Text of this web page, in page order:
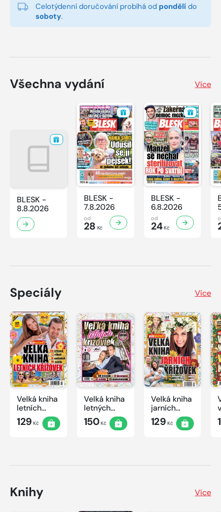
Celotýdenní doručování probíhá od pondělí do
soboty.
Všechna vydání Více
BLESK -
8.8.2026
BLESK -
7.8.2026
od
28 Kč
BLESK -
6.8.2026
od
24Kč
Speciály Více
Velká kniha
letních
křížovek
2026
129 Kč
Velká kniha
letných
krížoviek s
TV JOJ
150Kč
Velká kniha
jarních
křížovek
2026
129 Kč
Knihy Více